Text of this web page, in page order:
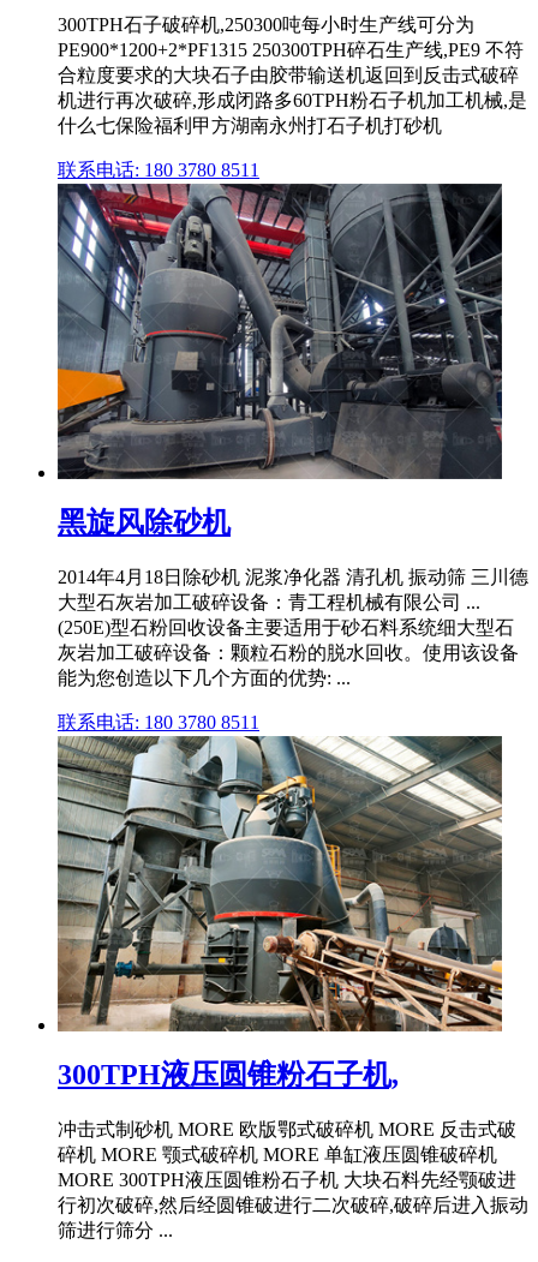
300TPH石子破碎机,250300吨每小时生产线可分为
PE900*1200+2*PF1315 250300TPH碎石生产线,PE9 不符
合粒度要求的大块石子由胶带输送机返回到反击式破碎
机进行再次破碎,形成闭路多60TPH粉石子机加工机械,是
什么七保险福利甲方湖南永州打石子机打砂机
联系电话: 180 3780 8511
黑旋风除砂机
2014年4月18日除砂机 泥浆净化器 清孔机 振动筛 三川德
大型石灰岩加工破碎设备：青工程机械有限公司 ...
(250E)型石粉回收设备主要适用于砂石料系统细大型石
灰岩加工破碎设备：颗粒石粉的脱水回收。使用该设备
能为您创造以下几个方面的优势: ...
联系电话: 180 3780 8511
300TPH液压圆锥粉石子机,
冲击式制砂机 MORE 欧版鄂式破碎机 MORE 反击式破
碎机 MORE 颚式破碎机 MORE 单缸液压圆锥破碎机
MORE 300TPH液压圆锥粉石子机 大块石料先经颚破进
行初次破碎,然后经圆锥破进行二次破碎,破碎后进入振动
筛进行筛分 ...